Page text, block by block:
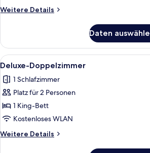
Weitere Details
Weitere
Zweibettzimmer
Daten
Alle
Fotos
für
Deluxe-
Doppelzimmer
anzeigen
Ein
5
Deluxe-Doppelzimmer
1 Schlafzimmer
Platz für 2 Personen
1 King-Bett
Kostenloses WLAN
Weitere Details
Weitere